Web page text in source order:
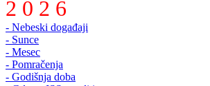
2 0 2 6
- Nebeski događaji
- Sunce
- Mesec
- Pomračenja
- Godišnja doba